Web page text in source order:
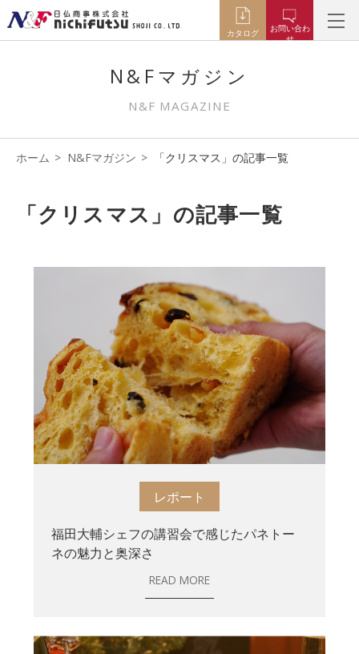
カタログ
お問い合わ
せ
N&Fマガジン
N&F MAGAZINE
ホーム N&Fマガジン 「クリスマス」の記事一覧
「クリスマス」の記事一覧
レポート
福田大輔シェフの講習会で感じたパネトー
ネの魅力と奥深さ
READ MORE